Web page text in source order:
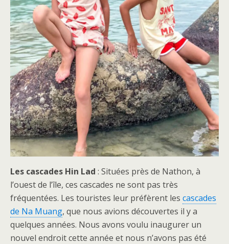
Les cascades Hin Lad : Situées près de Nathon, à
l’ouest de l’île, ces cascades ne sont pas très
fréquentées. Les touristes leur préfèrent les cascades
de Na Muang, que nous avions découvertes il y a
quelques années. Nous avons voulu inaugurer un
nouvel endroit cette année et nous n’avons pas été